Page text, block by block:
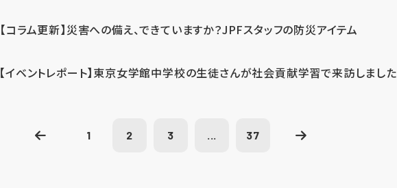
【コラム更新】災害への備え、できていますか？JPFスタッフの防災アイテム
【イベントレポート】東京女学館中学校の生徒さんが社会貢献学習で来訪しました
1 2 3 ... 37